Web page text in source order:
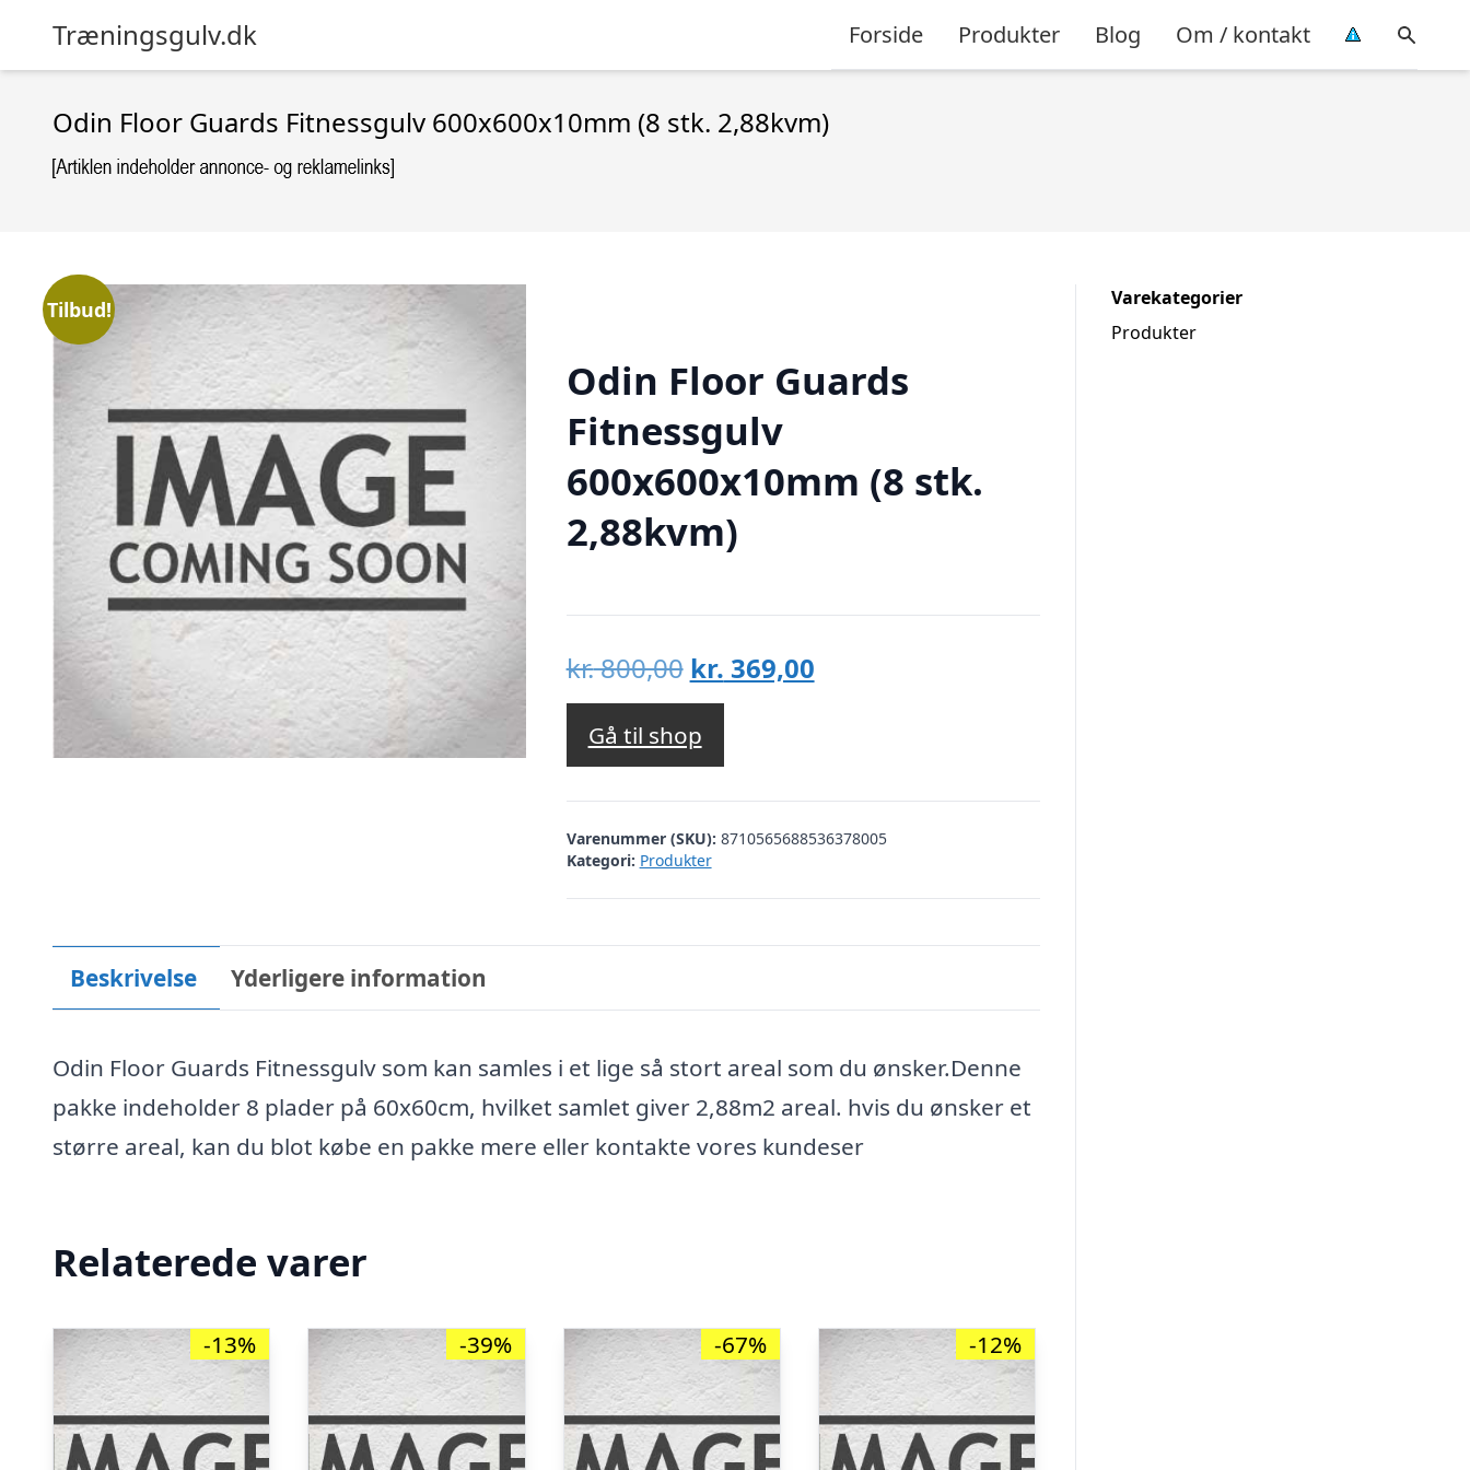
Træningsgulv.dk Forside Produkter Blog Om / kontakt
Odin Floor Guards Fitnessgulv 600x600x10mm (8 stk. 2,88kvm)
Tilbud!
Odin Floor Guards
Fitnessgulv
600x600x10mm (8 stk.
2,88kvm)
kr.800,00 Den
oprindelige
pris
var:
kr. 800,00.
kr. 369,00Den
kr. 369,00.
Gå til shop
Varenummer (SKU): 8710565688536378005
Kategori: Produkter
Beskrivelse Yderligere information
Odin Floor Guards Fitnessgulv som kan samles i et lige så stort areal som du ønsker.Denne
pakke indeholder 8 plader på 60x60cm, hvilket samlet giver 2,88m2 areal. hvis du ønsker et
større areal, kan du blot købe en pakke mere eller kontakte vores kundeser
Relaterede varer
-13% -39% -67% -12%
Varekategorier
Produkter